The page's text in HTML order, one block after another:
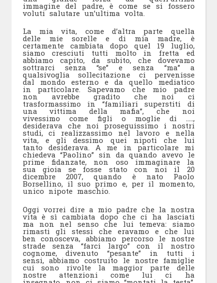
immagine del padre, è come se si fossero
voluti salutare un’ultima volta.
La mia vita, come d’altra parte quella
delle mie sorelle e di mia madre, è
certamente cambiata dopo quel 19 luglio,
siamo cresciuti tutti molto in fretta ed
abbiamo capito, da subito, che dovevamo
sottrarci senza “se” e senza “ma” a
qualsivoglia sollecitazione ci pervenisse
dal mondo esterno e da quello mediatico
in particolare. Sapevamo che mio padre
non avrebbe gradito che noi ci
trasformassimo in “familiari superstiti di
una vittima della mafia”, che noi
vivessimo come figli o moglie di …..,
desiderava che noi proseguissimo i nostri
studi, ci realizzassimo nel lavoro e nella
vita, e gli dessimo quei nipoti che lui
tanto desiderava. A me in particolare mi
chiedeva “Paolino” sin da quando avevo le
prime fidanzate, non oso immaginare la
sua gioia se fosse stato con noi il 20
dicembre 2007, quando è nato Paolo
Borsellino, il suo primo e, per il momento,
unico nipote maschio.
Oggi vorrei dire a mio padre che la nostra
vita è sì cambiata dopo che ci ha lasciati
ma non nel senso che lui temeva: siamo
rimasti gli stessi che eravamo e che lui
ben conosceva, abbiamo percorso le nostre
strade senza “farci largo” con il nostro
cognome, divenuto “pesante” in tutti i
sensi, abbiamo costruito le nostre famiglie
cui sono rivolte la maggior parte delle
nostre attenzioni come lui ci ha